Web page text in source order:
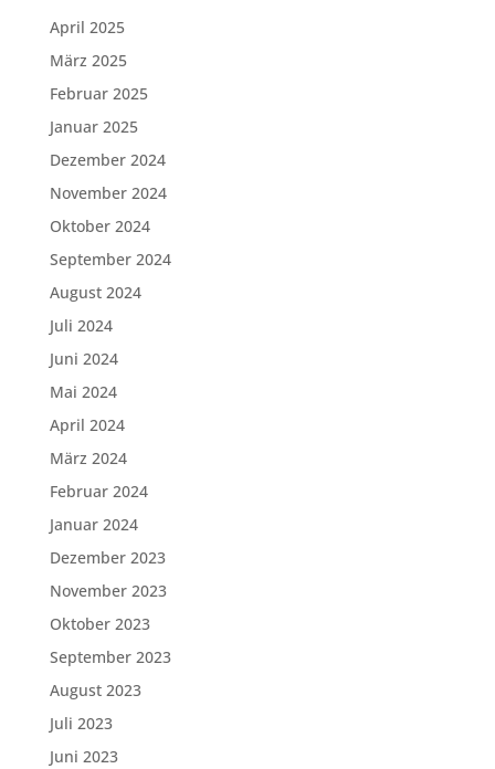
April 2025
März 2025
Februar 2025
Januar 2025
Dezember 2024
November 2024
Oktober 2024
September 2024
August 2024
Juli 2024
Juni 2024
Mai 2024
April 2024
März 2024
Februar 2024
Januar 2024
Dezember 2023
November 2023
Oktober 2023
September 2023
August 2023
Juli 2023
Juni 2023